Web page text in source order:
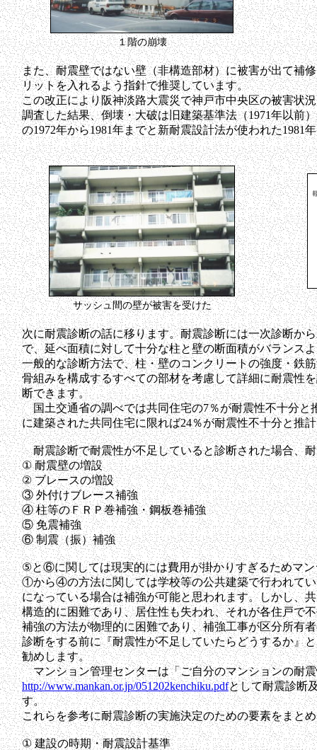
１階の崩壊
また、耐震壁ではない壁（非構造部材）に被害が出て補
リットを入れるよう指針で推奨しています。
この改正により阪神淡路大震災で神戸市中央区の被害状
調査した結果、倒壊・大破は旧建築基準法（1971年以前
の1972年から1981年までと新耐震設計法が使われた1981
サッシュ間の壁が被害を受けた
次に耐震診断の話に移ります。耐震診断には一次診断か
で、延べ面積に対して十分な柱と壁の断面積がバランス
一般的な診断方法で、柱・壁のコンクリートの強度・鉄
骨組みを構成するすべての部材を考慮して詳細に耐震性
断できます。
国土交通省の調べでは共同住宅の7％が耐震性不十分と
に建築された共同住宅に限れば24％が耐震性不十分と推
耐震診断で耐震性が不足していると診断された場合、
① 耐震壁の増設
② ブレースの増設
③ 外付けブレース補強
④ 柱等のＦＲＰ巻補強・鋼板巻補強
⑤ 免震補強
⑥ 制震（振）補強
⑤と⑥に関しては現実的には費用が掛かりすぎるためマ
①から④の方法に関しては学校等の公共建築で行われて
になっている場合は補強が可能と思われます。しかし、
構造的に困難であり、居住性も失われ、それが各住戸で
補強の方法が物理的に困難であり、補強工事が区分所有
診断をする前に『耐震性が不足していたらどうするか』
勧めします。
マンション管理センターは「ご自分のマンションの耐
http://www.mankan.or.jp/051202kenchiku.pdfとして耐震診断
す。
これらを参考に耐震診断の実施決定のための要素をまと
① 建設の時期・耐震設計基準